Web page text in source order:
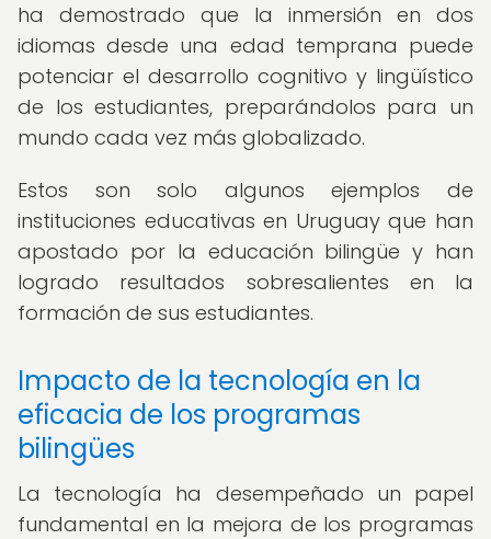
ha demostrado que la inmersión en dos
idiomas desde una edad temprana puede
potenciar el desarrollo cognitivo y lingüístico
de los estudiantes, preparándolos para un
mundo cada vez más globalizado.
Estos son solo algunos ejemplos de
instituciones educativas en Uruguay que han
apostado por la educación bilingüe y han
logrado resultados sobresalientes en la
formación de sus estudiantes.
Impacto de la tecnología en la
eficacia de los programas
bilingües
La tecnología ha desempeñado un papel
fundamental en la mejora de los programas